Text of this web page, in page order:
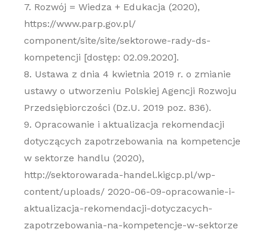
7. Rozwój = Wiedza + Edukacja (2020),
https://www.parp.gov.pl/
component/site/site/sektorowe-rady-ds-
kompetencji [dostęp: 02.09.2020].
8. Ustawa z dnia 4 kwietnia 2019 r. o zmianie
ustawy o utworzeniu Polskiej Agencji Rozwoju
Przedsiębiorczości (Dz.U. 2019 poz. 836).
9. Opracowanie i aktualizacja rekomendacji
dotyczących zapotrzebowania na kompetencje
w sektorze handlu (2020),
http://sektorowarada-handel.kigcp.pl/wp-
content/uploads/ 2020-06-09-opracowanie-i-
aktualizacja-rekomendacji-dotyczacych-
zapotrzebowania-na-kompetencje-w-sektorze